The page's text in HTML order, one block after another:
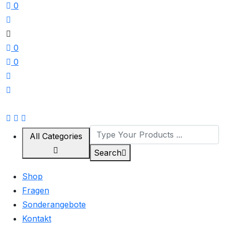
0
0
0
All Categories
Search
Shop
Fragen
Sonderangebote
Kontakt